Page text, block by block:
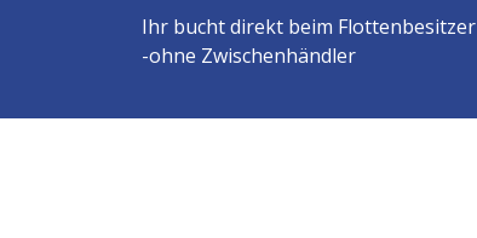
Ihr bucht direkt beim Flottenbesitzer
-ohne Zwischenhändler